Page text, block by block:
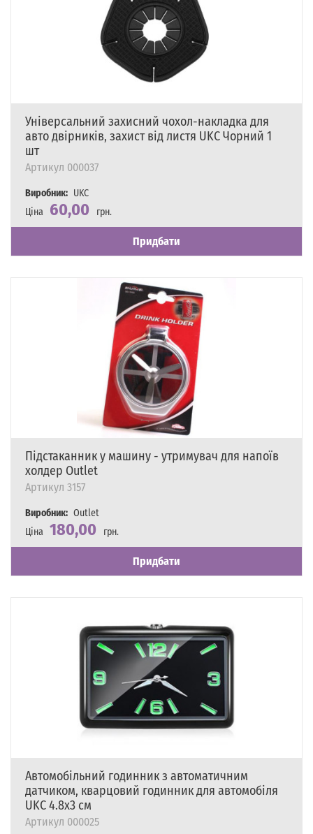
Універсальний захисний чохол-накладка для
авто двірників, захист від листя UKC Чорний 1
шт
Артикул 000037
Виробник: UKC
Ціна
60,00
грн.
Наявність
Є в наявності
Придбати
Підстаканник у машину - утримувач для напоїв
холдер Outlet
Артикул 3157
Виробник: Outlet
Ціна 180,00
грн.
Наявність
Є в наявності
Придбати
Автомобільний годинник з автоматичним
датчиком, кварцовий годинник для автомобіля
UKC 4.8x3 см
Артикул 000025